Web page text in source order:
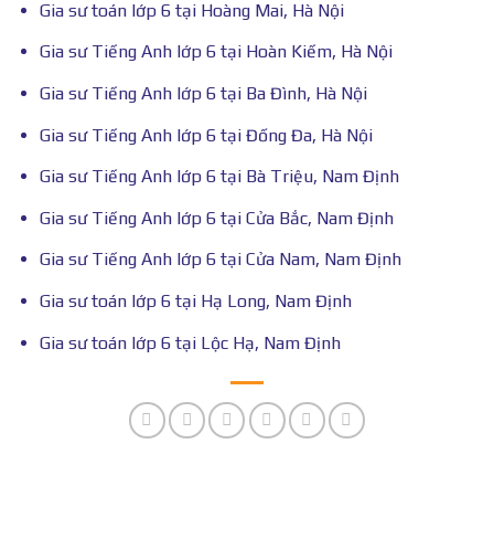
Gia sư toán lớp 6 tại Hoàng Mai, Hà Nội
Gia sư Tiếng Anh lớp 6 tại Hoàn Kiếm, Hà Nội
Gia sư Tiếng Anh lớp 6 tại Ba Đình, Hà Nội
Gia sư Tiếng Anh lớp 6 tại Đống Đa, Hà Nội
Gia sư Tiếng Anh lớp 6 tại Bà Triệu, Nam Định
Gia sư Tiếng Anh lớp 6 tại Cửa Bắc, Nam Định
Gia sư Tiếng Anh lớp 6 tại Cửa Nam, Nam Định
Gia sư toán lớp 6 tại Hạ Long, Nam Định
Gia sư toán lớp 6 tại Lộc Hạ, Nam Định